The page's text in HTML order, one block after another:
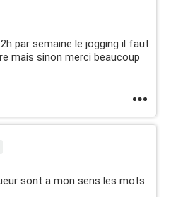
par semaine le jogging il faut
mais sinon merci beaucoup
sont a mon sens les mots